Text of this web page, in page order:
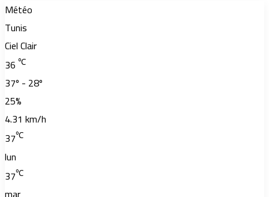
Météo
Tunis
Ciel Clair
36 ℃
37º - 28º
25%
4.31 km/h
37℃
lun
37℃